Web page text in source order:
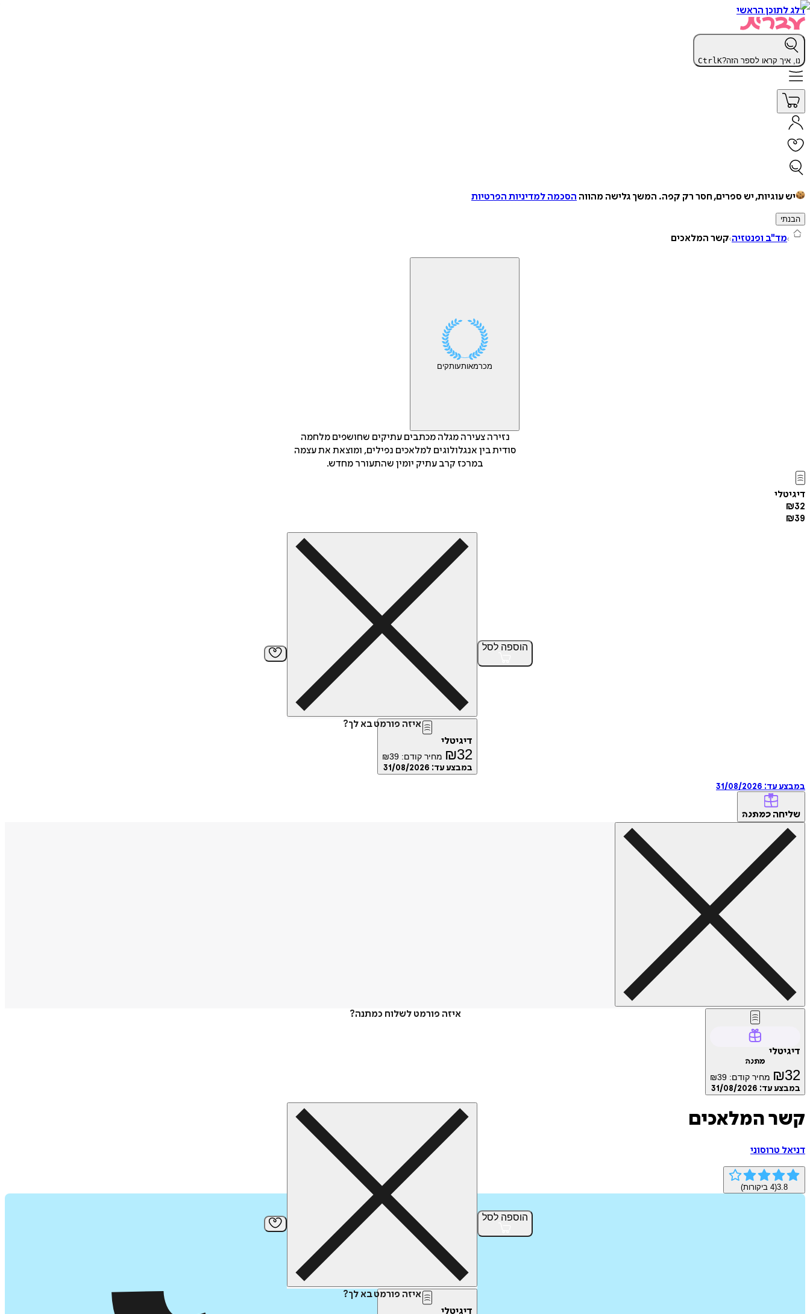
דלג לתוכן הראשי
נו, איך קראו לספר הזה? CtrlK
יש עוגיות, יש ספרים, חסר רק קפה. המשך גלישה מהווה הסכמה למדיניות הפרטיות
הבנתי
מד"ב ופנטזיה קשר המלאכים
מכרמאותעותקים
נזירה צעירה מגלה מכתבים עתיקים שחושפים מלחמה
סודית בין אנגלולוגים למלאכים נפילים, ומוצאת את עצמה
במרכז קרב עתיק יומין שהתעורר מחדש.
דיגיטלי
₪32
₪39
הוספה לסל
איזה פורמט בא לך?
דיגיטלי
₪32 מחיר קודם: ₪39
במבצע עד: 31/08/2026
במבצע עד: 31/08/2026
שליחה כמתנה
איזה פורמט לשלוח כמתנה?
דיגיטלי
מתנה
₪32 מחיר קודם: ₪39
במבצע עד: 31/08/2026
הוספה לסל
איזה פורמט בא לך?
דיגיטלי
קשר המלאכים
דניאל טרוסוני
3.8
(
4 ביקורות)